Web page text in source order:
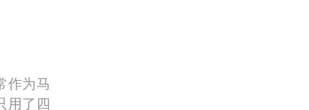
作为马
用了四